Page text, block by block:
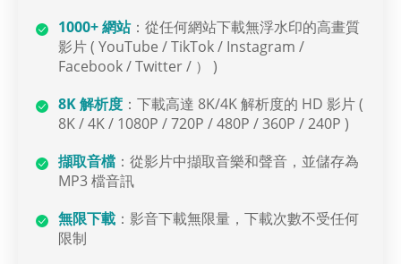
1000+ 網站：從任何網站下載無浮水印的高畫質
影片 ( YouTube / TikTok / Instagram /
Facebook / Twitter / ） )
8K 解析度 ：下載高達 8K/4K 解析度的 HD 影片 (
8K / 4K / 1080P / 720P / 480P / 360P / 240P )
擷取音檔 ：從影片中擷取音樂和聲音，並儲存為
MP3 檔音訊
無限下載 ：影音下載無限量，下載次數不受任何
限制